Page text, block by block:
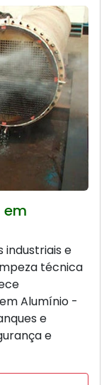
em
industriais e
técnica
Alumínio -
e
e